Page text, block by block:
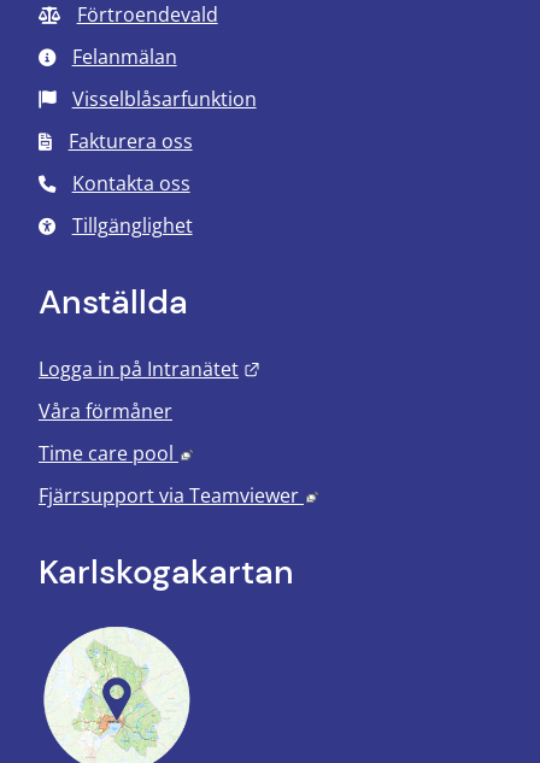
Förtroendevald
Felanmälan
Visselblåsarfunktion
Fakturera oss
Kontakta oss
Tillgänglighet
Anställda
Logga in på Intranätet
Våra förmåner
Time care pool
Länk till annan webbplats, öppnas i
Fjärrsupport via Teamviewer Länk till annan
Karlskoga­kartan